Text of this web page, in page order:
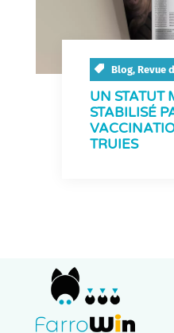
Blog, Revue
UN STATUT
STABILISÉ
TRUIES